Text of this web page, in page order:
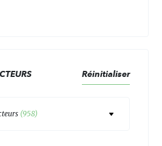
Réinitialiser
(958)